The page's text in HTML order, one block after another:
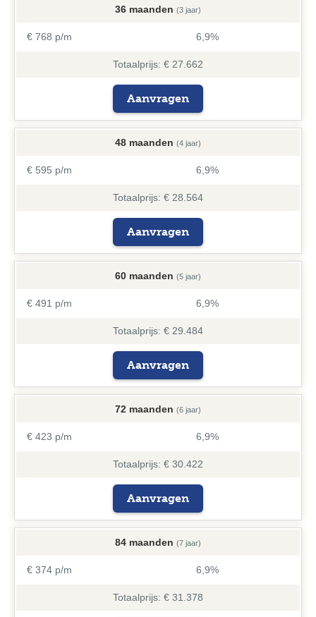
36 maanden (3 jaar)
€ 768 p/m 6,9%
Totaalprijs: € 27.662
Aanvragen
48 maanden (4 jaar)
€ 595 p/m 6,9%
Totaalprijs: € 28.564
Aanvragen
60 maanden (5 jaar)
€ 491 p/m 6,9%
Totaalprijs: € 29.484
Aanvragen
72 maanden (6 jaar)
€ 423 p/m 6,9%
Totaalprijs: € 30.422
Aanvragen
84 maanden (7 jaar)
€ 374 p/m 6,9%
Totaalprijs: € 31.378